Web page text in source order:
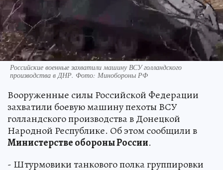
Российские военные захватили машину ВСУ голландского
производства в ДНР. Фото: Минобороны РФ
Вооруженные силы Российской Федерации
захватили боевую машину пехоты ВСУ
голландского производства в Донецкой
Народной Республике. Об этом сообщили в
Министерстве обороны России.
- Штурмовики танкового полка группировки